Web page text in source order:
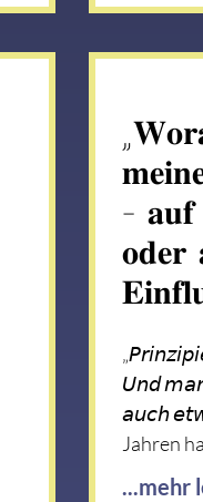
–
𝐨𝐝𝐞𝐫
𝘜𝘯𝘥
𝘢𝘶𝘤𝘩
Jahren
...mehr